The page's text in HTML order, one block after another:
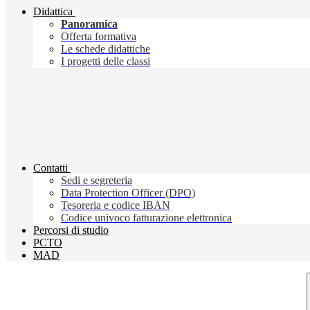
Didattica
Panoramica
Offerta formativa
Le schede didattiche
I progetti delle classi
Contatti
Sedi e segreteria
Data Protection Officer (DPO)
Tesoreria e codice IBAN
Codice univoco fatturazione elettronica
Percorsi di studio
PCTO
MAD